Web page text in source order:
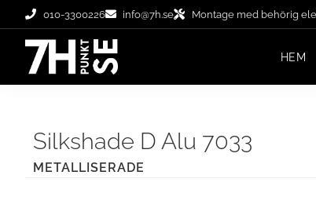
010-3300226 info@7h.se Montage med behörig
HEM
Silkshade D Alu 7033
METALLISERADE